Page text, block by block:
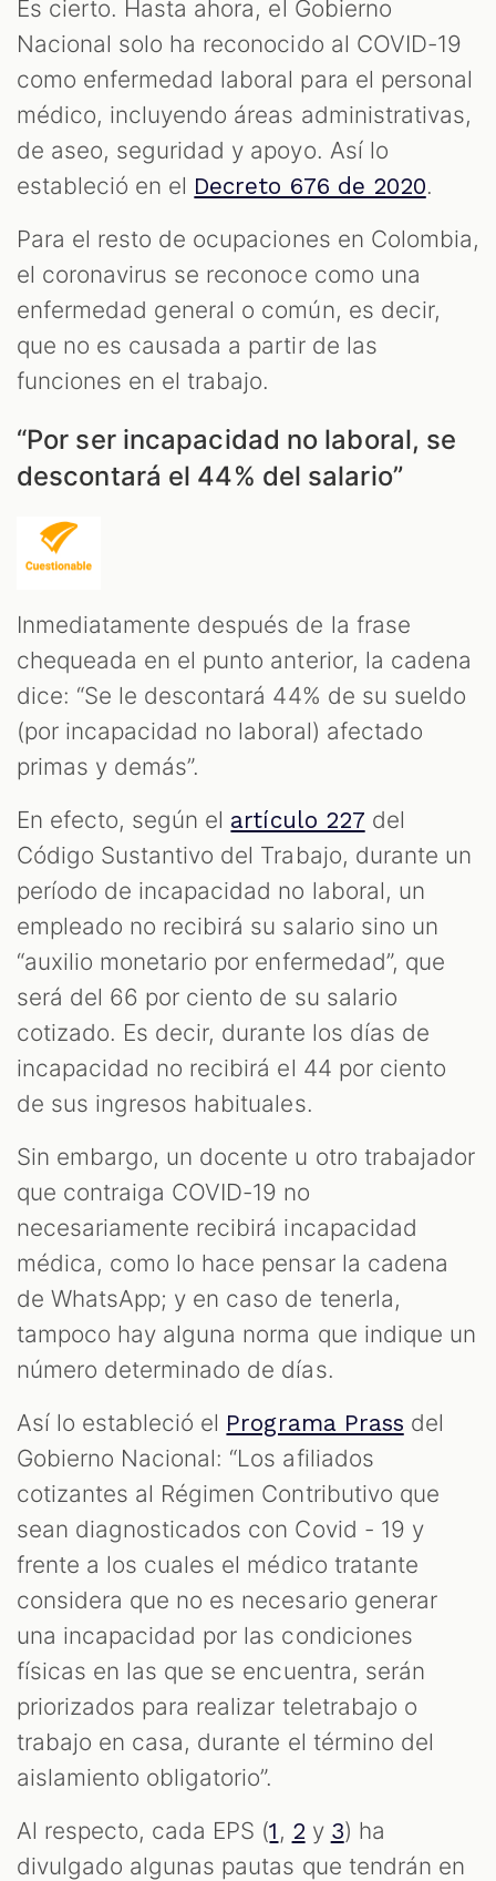
Es cierto. Hasta ahora, el Gobierno
Nacional solo ha reconocido al COVID-19
como enfermedad laboral para el personal
médico, incluyendo áreas administrativas,
de aseo, seguridad y apoyo. Así lo
estableció en el Decreto 676 de 2020.
Para el resto de ocupaciones en Colombia,
el coronavirus se reconoce como una
enfermedad general o común, es decir,
que no es causada a partir de las
funciones en el trabajo.
“Por ser incapacidad no laboral, se
descontará el 44% del salario”
Inmediatamente después de la frase
chequeada en el punto anterior, la cadena
dice: “Se le descontará 44% de su sueldo
(por incapacidad no laboral) afectado
primas y demás”.
En efecto, según el artículo 227 del
Código Sustantivo del Trabajo, durante un
período de incapacidad no laboral, un
empleado no recibirá su salario sino un
“auxilio monetario por enfermedad”, que
será del 66 por ciento de su salario
cotizado. Es decir, durante los días de
incapacidad no recibirá el 44 por ciento
de sus ingresos habituales.
Sin embargo, un docente u otro trabajador
que contraiga COVID-19 no
necesariamente recibirá incapacidad
médica, como lo hace pensar la cadena
de WhatsApp; y en caso de tenerla,
tampoco hay alguna norma que indique un
número determinado de días.
Así lo estableció el Programa Prass del
Gobierno Nacional: “Los afiliados
cotizantes al Régimen Contributivo que
sean diagnosticados con Covid - 19 y
frente a los cuales el médico tratante
considera que no es necesario generar
una incapacidad por las condiciones
físicas en las que se encuentra, serán
priorizados para realizar teletrabajo o
trabajo en casa, durante el término del
aislamiento obligatorio”.
Al respecto, cada EPS (1 , 2 y 3) ha
divulgado algunas pautas que tendrán en